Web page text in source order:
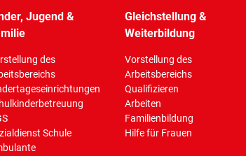
Jugend &
des
Schule
Gleichstellung &
Weiterbildung
Vorstellung des
Arbeitsbereichs
Qualifizieren
Arbeiten
Familienbildung
Hilfe für Frauen